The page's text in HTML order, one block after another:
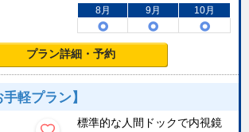
8月 9月 10月
プラン詳細・予約
軽プラン】
標準的な人間ドックで内視鏡